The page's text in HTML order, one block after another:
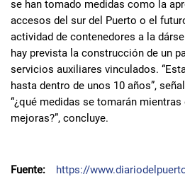
se han tomado medidas como la
accesos del sur del Puerto o el
actividad de contenedores a la
hay prevista la construcción de un
servicios auxiliares vinculados.
hasta dentro de unos 10 años”,
“¿qué medidas se tomarán
mejoras?”, concluye.
Fuente:
https://